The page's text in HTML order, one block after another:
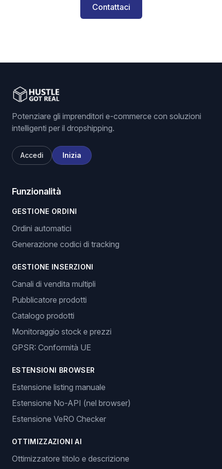
Contattaci
Potenziare gli imprenditori e-commerce con soluzioni
intelligenti per il dropshipping.
Accedi Inizia
Funzionalità
GESTIONE ORDINI
Ordini automatici
Generazione codici di tracking
GESTIONE INSERZIONI
Canali di vendita multipli
Pubblicatore prodotti
Catalogo prodotti
Monitoraggio stock e prezzi
GPSR: Conformità UE
ESTENSIONI BROWSER
Estensione listing manuale
Estensione No-API (nel browser)
Estensione VeRO Checker
OTTIMIZZAZIONI AI
Ottimizzatore titolo e descrizione